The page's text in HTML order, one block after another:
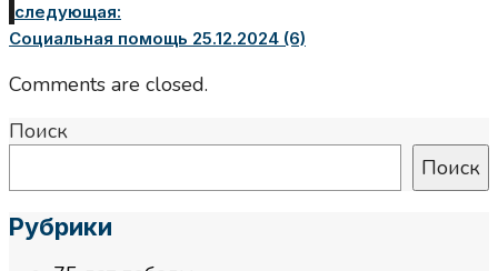
следующая:
Социальная помощь 25.12.2024 (6)
Comments are closed.
Поиск
Поиск
Рубрики